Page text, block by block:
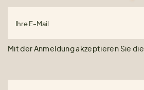
Ihre E-Mail
Mit der Anmeldung akzeptieren Sie die